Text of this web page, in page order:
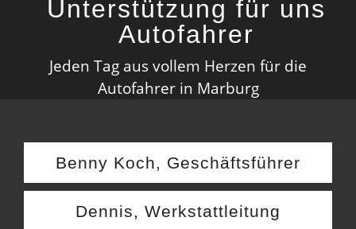
Unterstützung für uns
Autofahrer
Jeden Tag aus vollem Herzen für die
Autofahrer in Marburg
Benny Koch, Geschäftsführer
Dennis, Werkstattleitung